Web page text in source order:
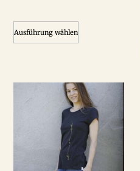
Ausführung wählen